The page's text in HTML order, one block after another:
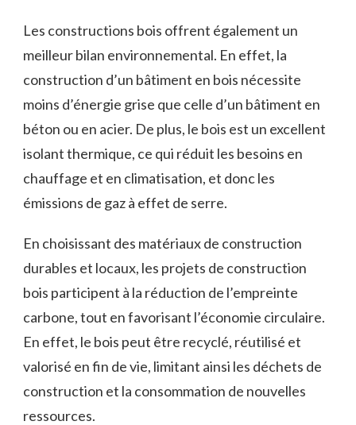
Les constructions ‌bois offrent également⁢ un
‍meilleur bilan environnemental. En effet, la
construction ⁢d’un⁢ bâtiment en bois nécessite⁢
moins d’énergie⁢ grise que⁢ celle d’un bâtiment en
béton ou en acier. ​De plus, le bois est un excellent
isolant thermique, ce qui réduit les besoins en
chauffage et en climatisation, et⁤ donc les
émissions⁢ de​ gaz à​ effet⁤ de serre.
En choisissant des matériaux de construction
durables et locaux, les projets de construction
bois participent à la réduction de⁢ l’empreinte
carbone, tout en favorisant l’économie circulaire.
En effet, le bois peut être recyclé, réutilisé et
valorisé en ‌fin de vie, limitant ainsi les déchets de
construction et la consommation de ‌nouvelles
ressources.